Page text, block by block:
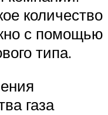
количество
с помощью
типа.
газа